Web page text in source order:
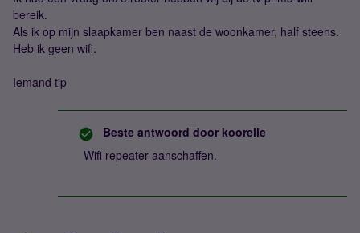
bereik.
Als ik op mijn slaapkamer ben naast de woonkamer, half steens.
Heb ik geen wifi.
Iemand tip
Beste antwoord door koorelle
Wifi repeater aanschaffen.